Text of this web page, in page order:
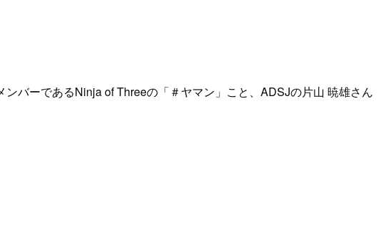
バーであるNinja of Threeの「＃ヤマン」こと、ADSJの片山 暁雄さん